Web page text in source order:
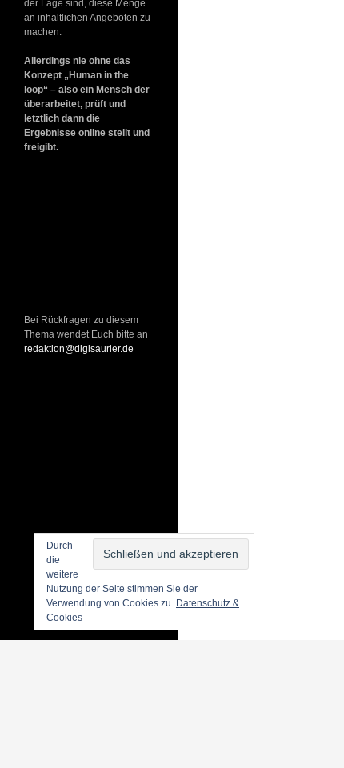
der Lage sind, diese Menge
an inhaltlichen Angeboten zu
machen.
Allerdings nie ohne das
Konzept „Human in the
loop“ – also ein Mensch der
überarbeitet, prüft und
letztlich dann die
Ergebnisse online stellt und
freigibt.
Bei Rückfragen zu diesem
Thema wendet Euch bitte an
redaktion@digisaurier.de
Durch
die
weitere
Nutzung der Seite stimmen Sie der
Verwendung von Cookies zu. Datenschutz &
Cookies